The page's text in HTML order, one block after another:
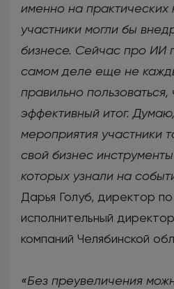
именно на практических
участники могли бы
бизнесе. Сейчас про ИИ
самом деле еще не
правильно
эффективный итог.
мероприятия участники
свой бизнес
которых узнали на
Дарья Голуб, директор
исполнительный
компаний Челябинской
«Без преувеличения